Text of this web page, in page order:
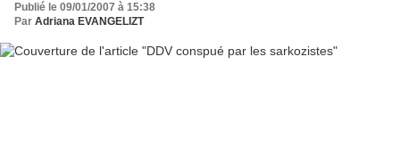
Publié le 09/01/2007 à 15:38
Par Adriana EVANGELIZT